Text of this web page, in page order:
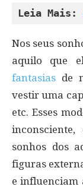
Leia Mais:
Nos seus
aquilo que
fantasias de
vestir uma
etc. Esses
sonhos dos
figuras
e influenciam